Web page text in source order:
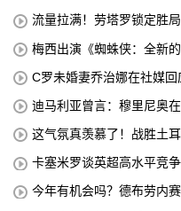
流量拉满！劳塔罗锁定胜
梅西出演《蜘蛛侠：全新
C罗未婚妻乔治娜在社媒回
迪马利亚曾言：穆里尼奥
这气氛真羡慕了！战胜土
卡塞米罗谈英超高水平竞
今年有机会吗？德布劳内